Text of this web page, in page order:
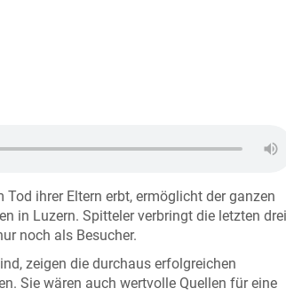
ihrer Eltern erbt, ermöglicht der ganzen
in Luzern. Spitteler verbringt die letzten drei
noch als Besucher.
zeigen die durchaus erfolgreichen
Sie wären auch wertvolle Quellen für eine